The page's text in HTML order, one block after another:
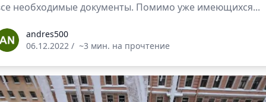
необходимые документы. Помимо уже имеющихся...
andres500
06.12.2022 / ~3 мин. на прочтение